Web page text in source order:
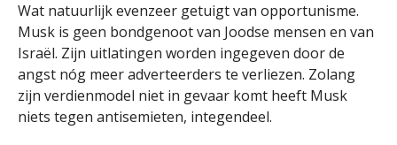
Wat natuurlijk evenzeer getuigt van opportunisme.
Musk is geen bondgenoot van Joodse mensen en van
Israël. Zijn uitlatingen worden ingegeven door de
angst nóg meer adverteerders te verliezen. Zolang
zijn verdienmodel niet in gevaar komt heeft Musk
niets tegen antisemieten, integendeel.